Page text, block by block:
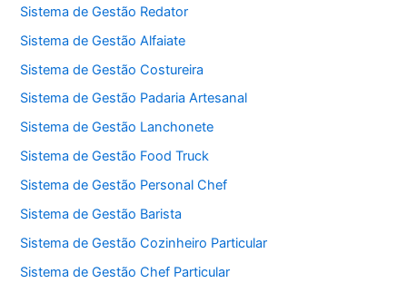
Sistema de Gestão Redator
Sistema de Gestão Alfaiate
Sistema de Gestão Costureira
Sistema de Gestão Padaria Artesanal
Sistema de Gestão Lanchonete
Sistema de Gestão Food Truck
Sistema de Gestão Personal Chef
Sistema de Gestão Barista
Sistema de Gestão Cozinheiro Particular
Sistema de Gestão Chef Particular